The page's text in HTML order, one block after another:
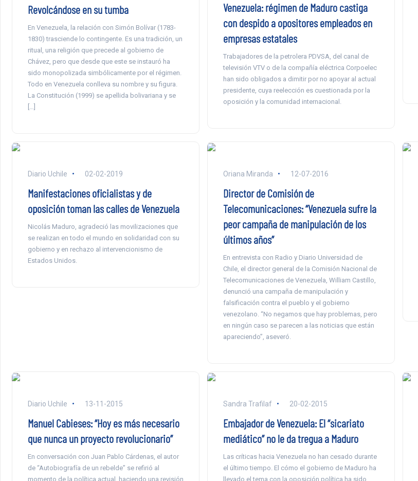
Revolcándose en su tumba
En Venezuela, la relación con Simón Bolívar (1783-
1830) trasciende lo contingente. Es una tradición, un
ritual, una religión que precede al gobierno de
Chávez, pero que desde que este se instauró ha
sido monopolizada simbólicamente por el régimen.
Todo en Venezuela conlleva su nombre y su figura.
La Constitución (1999) se apellida bolivariana y se
[…]
Venezuela: régimen de Maduro castiga
con despido a opositores empleados en
empresas estatales
Trabajadores de la petrolera PDVSA, del canal de
televisión VTV o de la compañía eléctrica Corpoelec
han sido obligados a dimitir por no apoyar al actual
presidente, cuya reelección es cuestionada por la
oposición y la comunidad internacional.
Diario Uchile 02-02-2019
Manifestaciones oficialistas y de
oposición toman las calles de Venezuela
Nicolás Maduro, agradeció las movilizaciones que
se realizan en todo el mundo en solidaridad con su
gobierno y en rechazo al intervencionismo de
Estados Unidos.
Oriana Miranda 12-07-2016
Director de Comisión de
Telecomunicaciones: “Venezuela sufre la
peor campaña de manipulación de los
últimos años”
En entrevista con Radio y Diario Universidad de
Chile, el director general de la Comisión Nacional de
Telecomunicaciones de Venezuela, William Castillo,
denunció una campaña de manipulación y
falsificación contra el pueblo y el gobierno
venezolano. “No negamos que hay problemas, pero
en ningún caso se parecen a las noticias que están
apareciendo”, aseveró.
Diario Uchile 13-11-2015
Manuel Cabieses: “Hoy es más necesario
que nunca un proyecto revolucionario”
En conversación con Juan Pablo Cárdenas, el autor
de “Autobiografía de un rebelde” se refirió al
momento de la política actual, haciendo una revisión
Sandra Trafilaf 20-02-2015
Embajador de Venezuela: El “sicariato
mediático” no le da tregua a Maduro
Las críticas hacia Venezuela no han cesado durante
el último tiempo. El cómo el gobierno de Maduro ha
llevado el tema con la oposición política ha sido